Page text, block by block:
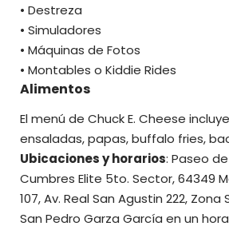
• Destreza
• Simuladores
• Máquinas de Fotos
• Montables o Kiddie Rides
Alimentos
El menú de Chuck E. Cheese
ensaladas, papas, buffalo fries,
Ubicaciones y horarios: Paseo
Cumbres Elite 5to. Sector, 64349
107, Av. Real San Agustin 222, Zona
San Pedro Garza García en un